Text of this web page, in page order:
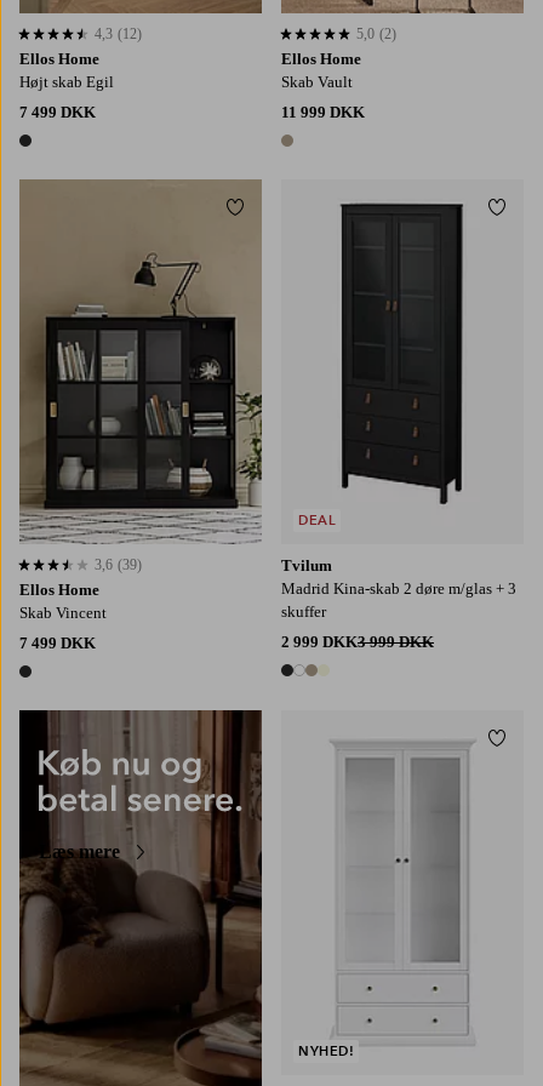
Ellos Home
Højt skab Egil
7 499 DKK
1 farve
4,3 baseret på 12 bedømmelser
4,3 (12)
Ellos Home
Skab Vault
11 999 DKK
1 farve
5,0 baseret på 2 bedømmelser
5,0 (2)
Ellos Home
Skab Vincent
7 499 DKK
1 farve
3,6 baseret på 39 bedømmelser
3,6 (39)
Tilføj til favoritter
Tvilum
Madrid Kina-skab 2 døre m/glas + 3
skuffer
2 999 DKK3 999 DKK
4 farver
DEAL
Læs mere
NYHED!